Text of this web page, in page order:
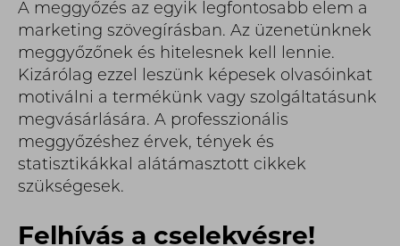
A meggyőzés az egyik legfontosabb elem a
marketing szövegírásban. Az üzenetünknek
meggyőzőnek és hitelesnek kell lennie.
Kizárólag ezzel leszünk képesek olvasóinkat
motiválni a termékünk vagy szolgáltatásunk
megvásárlására. A professzionális
meggyőzéshez érvek, tények és
statisztikákkal alátámasztott cikkek
szükségesek.
Felhívás a cselekvésre!